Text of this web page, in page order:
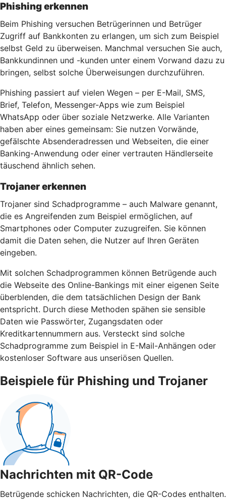
Phishing erkennen
Beim Phishing versuchen Betrügerinnen und Betrüger
Zugriff auf Bankkonten zu erlangen, um sich zum Beispiel
selbst Geld zu überweisen. Manchmal versuchen Sie auch,
Bankkundinnen und -kunden unter einem Vorwand dazu zu
bringen, selbst solche Überweisungen durchzuführen.
Phishing passiert auf vielen Wegen – per E-Mail, SMS,
Brief, Telefon, Messenger-Apps wie zum Beispiel
WhatsApp oder über soziale Netzwerke. Alle Varianten
haben aber eines gemeinsam: Sie nutzen Vorwände,
gefälschte Absenderadressen und Webseiten, die einer
Banking-Anwendung oder einer vertrauten Händlerseite
täuschend ähnlich sehen.
Trojaner erkennen
Trojaner sind Schadprogramme – auch Malware genannt,
die es Angreifenden zum Beispiel ermöglichen, auf
Smartphones oder Computer zuzugreifen. Sie können
damit die Daten sehen, die Nutzer auf Ihren Geräten
eingeben.
Mit solchen Schadprogrammen können Betrügende auch
die Webseite des Online-Bankings mit einer eigenen Seite
überblenden, die dem tatsächlichen Design der Bank
entspricht. Durch diese Methoden spähen sie sensible
Daten wie Passwörter, Zugangsdaten oder
Kreditkartennummern aus. Versteckt sind solche
Schadprogramme zum Beispiel in E-Mail-Anhängen oder
kostenloser Software aus unseriösen Quellen.
Beispiele für Phishing und Trojaner
Nachrichten mit QR-Code
Betrügende schicken Nachrichten, die QR-Codes enthalten.